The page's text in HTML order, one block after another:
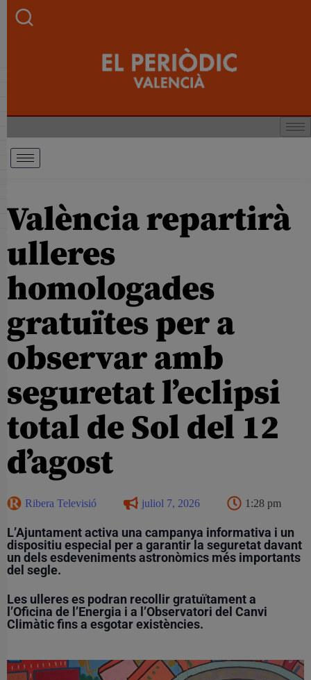
València repartirà
ulleres
homologades
gratuïtes per a
observar amb
seguretat l’eclipsi
total de Sol del 12
d’agost
Ribera Televisió juliol 7, 2026 1:28 pm
L’Ajuntament activa una campanya informativa i un
dispositiu especial per a garantir la seguretat davant
un dels esdeveniments astronòmics més importants
del segle.
Les ulleres es podran recollir gratuïtament a
l’Oficina de l’Energia i a l’Observatori del Canvi
Climàtic fins a esgotar existències.